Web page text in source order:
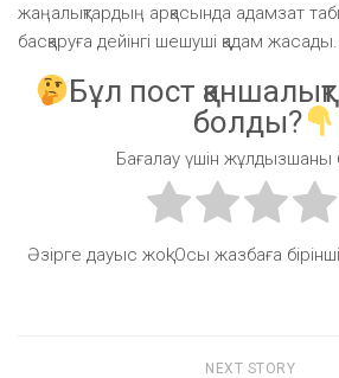
жаңалықтардың арқасында адамзат
басқаруға дейінгі шешуші қадам жасады.
Бұл пост
болды?
Бағалау үшін
Әзірге дауыс жоқ! Осы жазбаға
NEXT STORY